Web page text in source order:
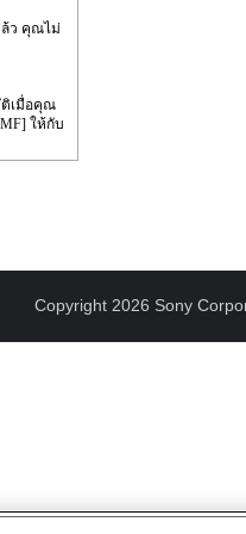
ล้ว คุณไม่
ติเมื่อคุณ
ให้กับ
Copyright 2026 Sony